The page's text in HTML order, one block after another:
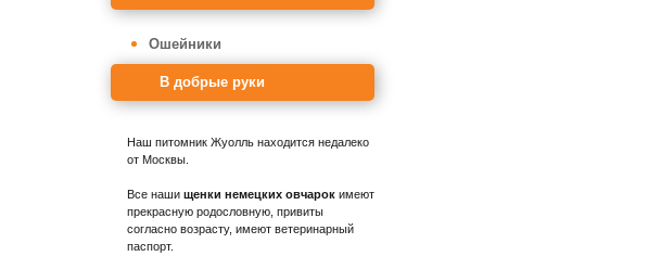
Ошейники
В добрые руки
Наш питомник Жуолль находится недалеко
от Москвы.
Все наши щенки немецких овчарок имеют
прекрасную родословную, привиты
согласно возрасту, имеют ветеринарный
паспорт.